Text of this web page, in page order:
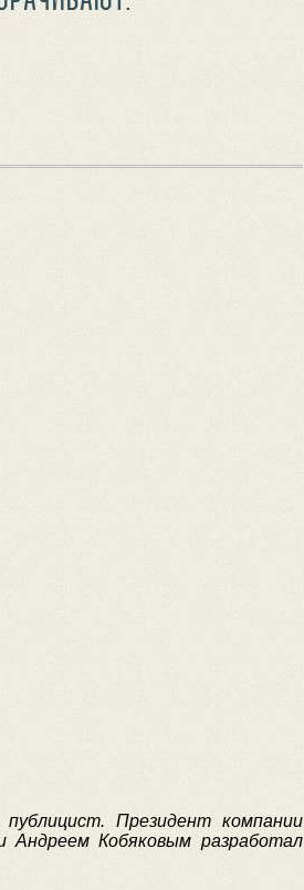
Президент компании
Андреем Кобяковым разработал